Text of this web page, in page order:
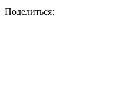
Поделиться: